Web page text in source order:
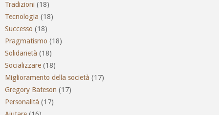
Tradizioni (18)
Tecnologia (18)
Successo (18)
Pragmatismo (18)
Solidarietà (18)
Socializzare (18)
Miglioramento della società (17)
Gregory Bateson (17)
Personalità (17)